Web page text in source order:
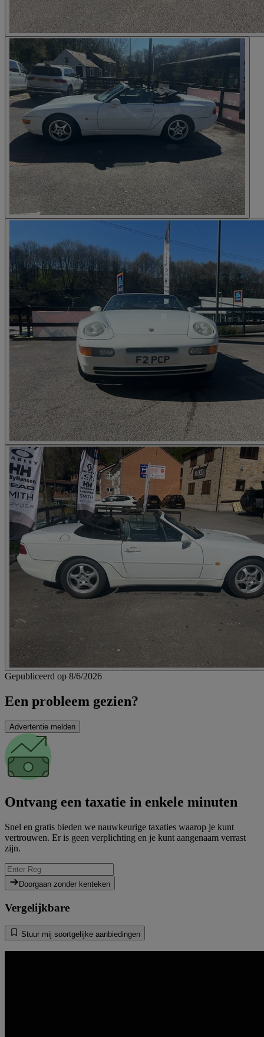
Gepubliceerd op 8/6/2026
Een probleem gezien?
Advertentie melden
Ontvang een taxatie in enkele minuten
Snel en gratis bieden we nauwkeurige taxaties waarop je kunt
vertrouwen. Er is geen verplichting en je kunt aangenaam verrast
zijn.
Doorgaan zonder kenteken
Vergelijkbare
Stuur mij soortgelijke aanbiedingen